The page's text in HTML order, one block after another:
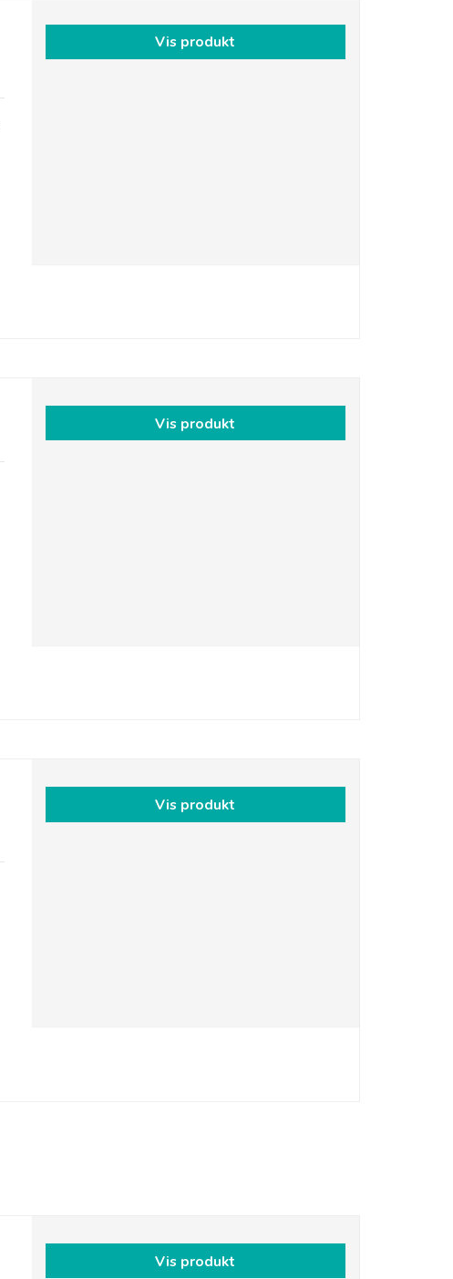
Vis produkt
Vis produkt
Vis produkt
Vis produkt